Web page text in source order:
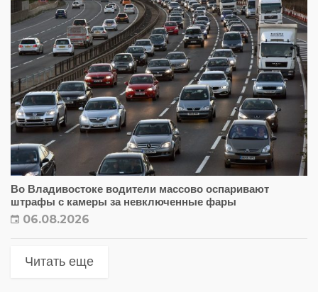
Во Владивостоке водители массово оспаривают
штрафы с камеры за невключенные фары
06.08.2026
Читать еще